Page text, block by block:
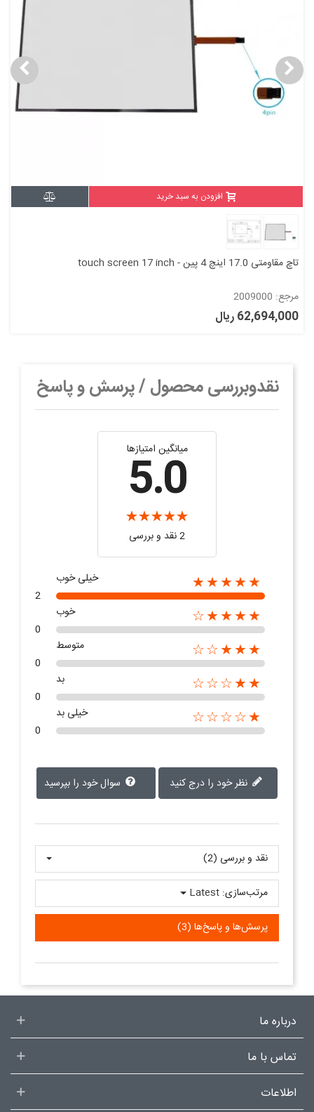
افزودن به سبد خرید
تاچ مقاومتی 17.0 اینچ 4 پین - touch screen 17 inch
مرجع: 2009000
62,694,000 ریال
نقدوبررسی محصول / پرسش و پاسخ
میانگین امتیازها
5.0
2 نقد و بررسی‌‌
★★★★★
خیلی خوب
2
★★★★☆
خوب
0
★★★☆☆
متوسط
0
★★☆☆☆
بد
0
★☆☆☆☆
خیلی بد
0
سوال خود را بپرسید
نقد و بررسی‌‌ (2)
پرسش‌ها و پاسخ‌ها (3)
مرتب‌سازی: Latest
درباره ما
تماس با ما
اطلاعات